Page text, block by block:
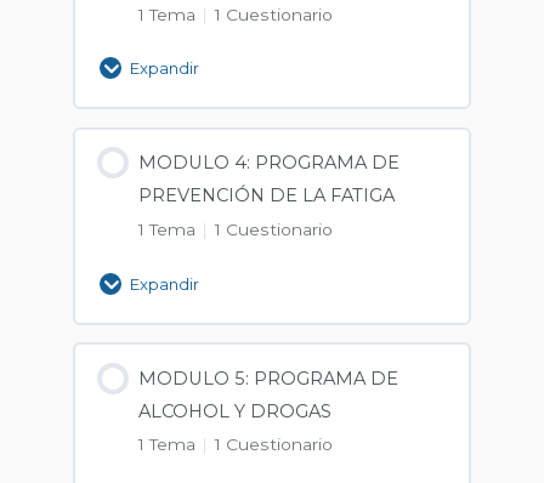
1 Tema | 1 Cuestionario
Expandir
MODULO 4: PROGRAMA DE
PREVENCIÓN DE LA FATIGA
1 Tema | 1 Cuestionario
Expandir
MODULO 5: PROGRAMA DE
ALCOHOL Y DROGAS
1 Tema | 1 Cuestionario